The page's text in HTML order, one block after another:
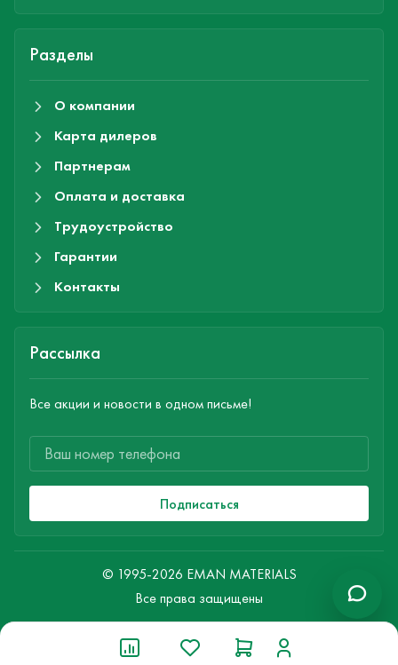
Разделы
О компании
Карта дилеров
Партнерам
Оплата и доставка
Трудоустройство
Гарантии
Контакты
Рассылка
Все акции и новости в одном письме!
Подписаться
© 1995-2026 EMAN MATERIALS
Все права защищены